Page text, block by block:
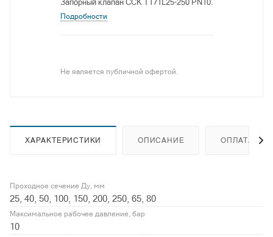
Запорный клапан CCK T171L25-250 PN10.
Подробности
Не является публичной офертой.
ХАРАКТЕРИСТИКИ ОПИСАНИЕ ОПЛАТА
Проходное сечение Ду, мм
25, 40, 50, 100, 150, 200, 250, 65, 80
Максимальное рабочее давление, бар
10